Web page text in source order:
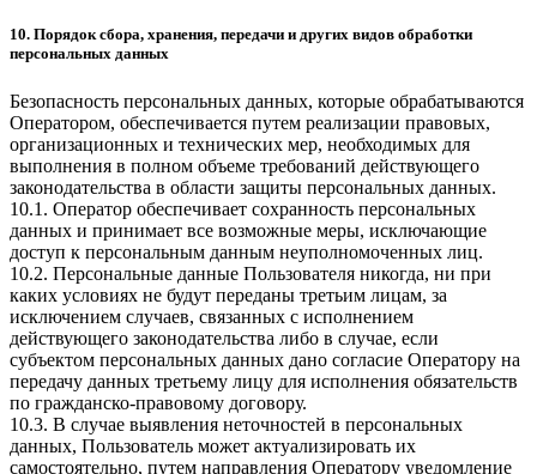
10. Порядок сбора, хранения, передачи и других видов обработки
персональных данных
Безопасность персональных данных, которые обрабатываются
Оператором, обеспечивается путем реализации правовых,
организационных и технических мер, необходимых для
выполнения в полном объеме требований действующего
законодательства в области защиты персональных данных.
10.1. Оператор обеспечивает сохранность персональных
данных и принимает все возможные меры, исключающие
доступ к персональным данным неуполномоченных лиц.
10.2. Персональные данные Пользователя никогда, ни при
каких условиях не будут переданы третьим лицам, за
исключением случаев, связанных с исполнением
действующего законодательства либо в случае, если
субъектом персональных данных дано согласие Оператору на
передачу данных третьему лицу для исполнения обязательств
по гражданско-правовому договору.
10.3. В случае выявления неточностей в персональных
данных, Пользователь может актуализировать их
самостоятельно, путем направления Оператору уведомление